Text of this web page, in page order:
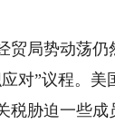
局势动荡仍
对”议程。
胁迫一些